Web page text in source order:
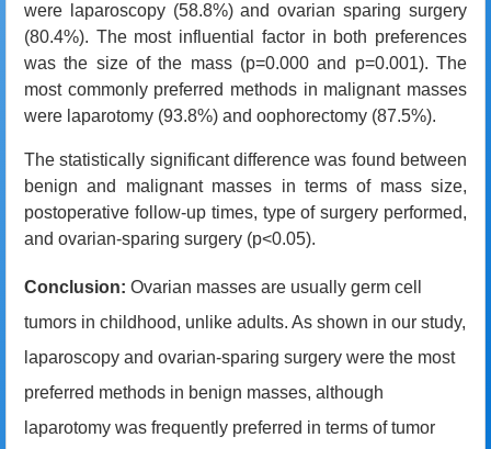
were laparoscopy (58.8%) and ovarian sparing surgery
(80.4%). The most influential factor in both preferences
was the size of the mass (p=0.000 and p=0.001). The
most commonly preferred methods in malignant masses
were laparotomy (93.8%) and oophorectomy (87.5%).
The statistically significant difference was found between
benign and malignant masses in terms of mass size,
postoperative follow-up times, type of surgery performed,
and ovarian-sparing surgery (p<0.05).
Conclusion: Ovarian masses are usually germ cell
tumors in childhood, unlike adults. As shown in our study,
laparoscopy and ovarian-sparing surgery were the most
preferred methods in benign masses, although
laparotomy was frequently preferred in terms of tumor